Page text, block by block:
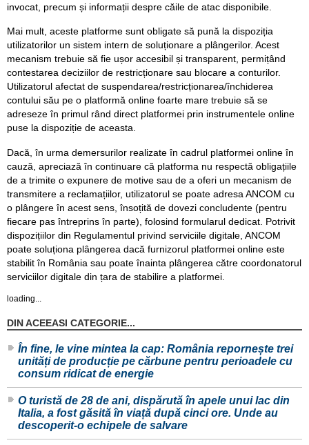
invocat, precum și informații despre căile de atac disponibile.
Mai mult, aceste platforme sunt obligate să pună la dispoziția
utilizatorilor un sistem intern de soluționare a plângerilor. Acest
mecanism trebuie să fie ușor accesibil și transparent, permițând
contestarea deciziilor de restricționare sau blocare a conturilor.
Utilizatorul afectat de suspendarea/restricționarea/închiderea
contului său pe o platformă online foarte mare trebuie să se
adreseze în primul rând direct platformei prin instrumentele online
puse la dispoziție de aceasta.
Dacă, în urma demersurilor realizate în cadrul platformei online în
cauză, apreciază în continuare că platforma nu respectă obligațiile
de a trimite o expunere de motive sau de a oferi un mecanism de
transmitere a reclamațiilor, utilizatorul se poate adresa ANCOM cu
o plângere în acest sens, însoțită de dovezi concludente (pentru
fiecare pas întreprins în parte), folosind formularul dedicat. Potrivit
dispozițiilor din Regulamentul privind serviciile digitale, ANCOM
poate soluționa plângerea dacă furnizorul platformei online este
stabilit în România sau poate înainta plângerea către coordonatorul
serviciilor digitale din țara de stabilire a platformei.
loading...
DIN ACEEASI CATEGORIE...
În fine, le vine mintea la cap: România repornește trei
unități de producție pe cărbune pentru perioadele cu
consum ridicat de energie
O turistă de 28 de ani, dispărută în apele unui lac din
Italia, a fost găsită în viață după cinci ore. Unde au
descoperit-o echipele de salvare